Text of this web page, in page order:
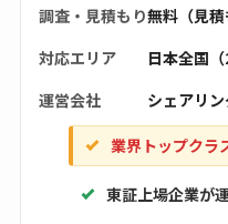
調査・見積もり無料（見積
対応エリア
日本全国
運営会社
シェアリ
業界トップクラ
東証上場企業が